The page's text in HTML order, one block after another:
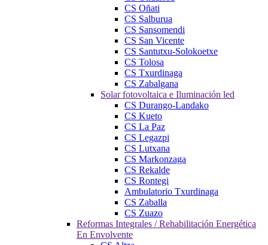
CS Oñati
CS Salburua
CS Sansomendi
CS San Vicente
CS Santutxu-Solokoetxe
CS Tolosa
CS Txurdinaga
CS Zabalgana
Solar fotovoltaica e Iluminación led
CS Durango-Landako
CS Kueto
CS La Paz
CS Legazpi
CS Lutxana
CS Markonzaga
CS Rekalde
CS Rontegi
Ambulatorio Txurdinaga
CS Zaballa
CS Zuazo
Reformas Integrales / Rehabilitación Energética
En Envolvente